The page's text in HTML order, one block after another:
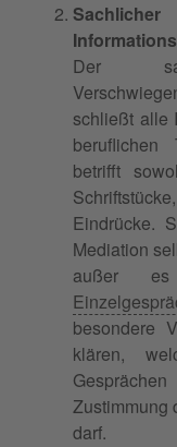
Der
schließt alle
beruflichen
betrifft
Schriftstücke,
Eindrücke.
Mediation
außer es
besondere
klären,
Zustimmung
darf.